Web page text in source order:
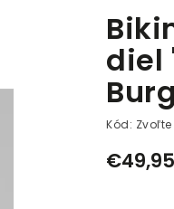
diel
Kód:
€49,95